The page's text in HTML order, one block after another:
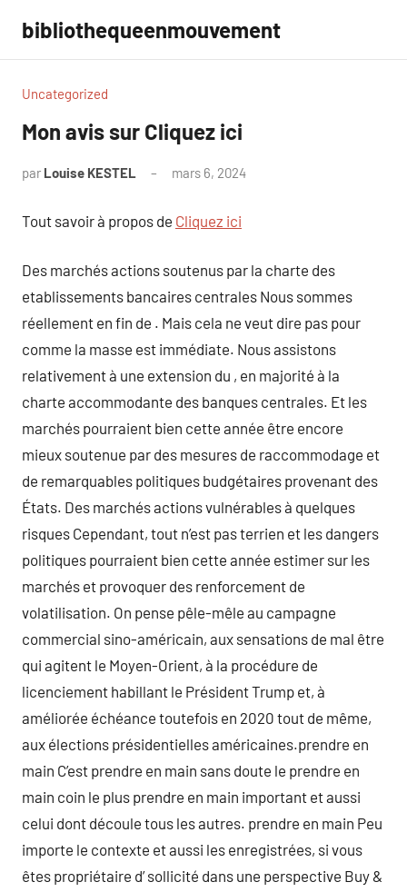
contenu
bibliothequeenmouvement
Uncategorized
Mon avis sur Cliquez ici
par Louise KESTEL mars 6, 2024
Tout savoir à propos de Cliquez ici
Des marchés actions soutenus par la charte des
etablissements bancaires centrales Nous sommes
réellement en fin de . Mais cela ne veut dire pas pour
comme la masse est immédiate. Nous assistons
relativement à une extension du , en majorité à la
charte accommodante des banques centrales. Et les
marchés pourraient bien cette année être encore
mieux soutenue par des mesures de raccommodage et
de remarquables politiques budgétaires provenant des
États. Des marchés actions vulnérables à quelques
risques Cependant, tout n’est pas terrien et les dangers
politiques pourraient bien cette année estimer sur les
marchés et provoquer des renforcement de
volatilisation. On pense pêle-mêle au campagne
commercial sino-américain, aux sensations de mal être
qui agitent le Moyen-Orient, à la procédure de
licenciement habillant le Président Trump et, à
améliorée échéance toutefois en 2020 tout de même,
aux élections présidentielles américaines.prendre en
main C’est prendre en main sans doute le prendre en
main coin le plus prendre en main important et aussi
celui dont découle tous les autres. prendre en main Peu
importe le contexte et aussi les enregistrées, si vous
êtes propriétaire d’ sollicité dans une perspective Buy &